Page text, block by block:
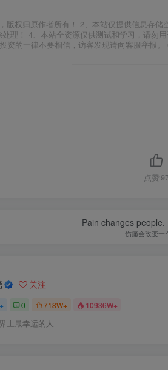
版权归原作者所有！ 2、本站仅提供信息存
理！ 4、本站全资源仅供测试和学习，请勿
资的一律不要相信，访客发现请向客服举报
点赞
Pain changes
伤痛会改变一
关注
0 718W+ 10936W+
上最幸运的人